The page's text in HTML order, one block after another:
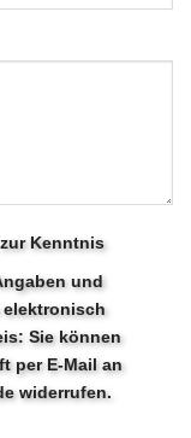
Kenntnis
und
elektronisch
Sie können
per E-Mail an
widerrufen.